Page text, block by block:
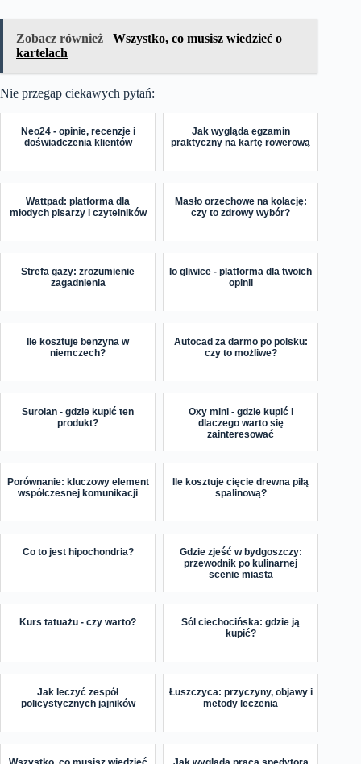
Zobacz również
Wszystko, co musisz wiedzieć o
kartelach
Nie przegap ciekawych pytań:
Neo24 - opinie, recenzje i
doświadczenia klientów
Jak wygląda egzamin
praktyczny na kartę rowerową
Wattpad: platforma dla
młodych pisarzy i czytelników
Masło orzechowe na kolację:
czy to zdrowy wybór?
Strefa gazy: zrozumienie
zagadnienia
Io gliwice - platforma dla twoich
opinii
Ile kosztuje benzyna w
niemczech?
Autocad za darmo po polsku:
czy to możliwe?
Surolan - gdzie kupić ten
produkt?
Oxy mini - gdzie kupić i
dlaczego warto się
zainteresować
Porównanie: kluczowy element
współczesnej komunikacji
Ile kosztuje cięcie drewna piłą
spalinową?
Co to jest hipochondria?
Gdzie zjeść w bydgoszczy:
przewodnik po kulinarnej
scenie miasta
Kurs tatuażu - czy warto?
Sól ciechocińska: gdzie ją
kupić?
Jak leczyć zespół
policystycznych jajników
Łuszczyca: przyczyny, objawy i
metody leczenia